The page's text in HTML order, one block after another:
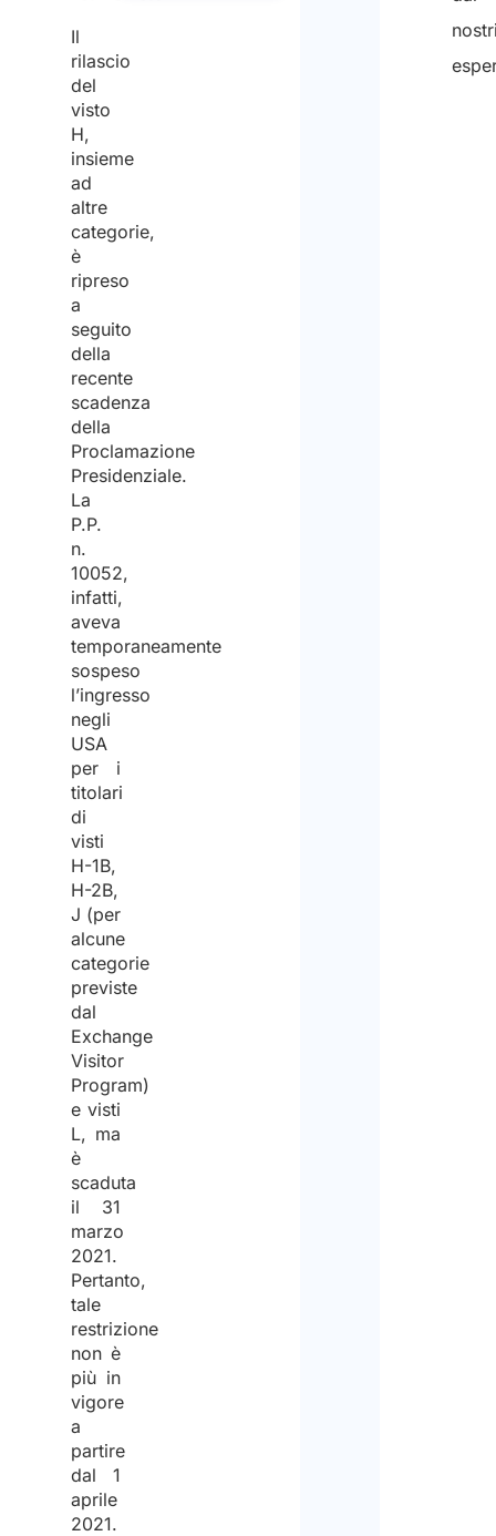
Il
rilascio
del
visto
H,
insieme
ad
altre
categorie,
è
ripreso
a
seguito
della
recente
scadenza
della
Proclamazione
Presidenziale.
La
P.P.
n.
10052,
infatti,
aveva
temporaneamente
sospeso
l’ingresso
negli
USA
per i
titolari
di
visti
H-1B,
H-2B,
J (per
alcune
categorie
previste
dal
Exchange
Visitor
Program)
e visti
L, ma
è
scaduta
il 31
marzo
2021.
Pertanto,
tale
restrizione
non è
più in
vigore
a
partire
dal 1
aprile
2021.